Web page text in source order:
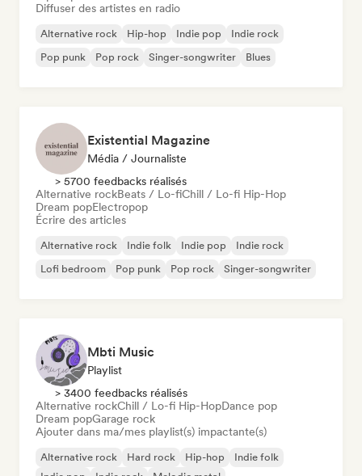
Diffuser des artistes en radio
Alternative rock Hip-hop Indie pop
Indie rock
Pop punk
Pop rock Singer-songwriter Blues
Existential Magazine
Média / Journaliste
> 5700 feedbacks réalisés
Alternative rockBeats / Lo-fiChill / Lo-fi Hip-Hop
Dream popElectropop
Écrire des articles
Alternative rock Indie folk Indie pop
Indie rock
Lofi bedroom
Pop punk Pop rock Singer-songwriter
Mbti Music
Playlist
> 3400 feedbacks réalisés
Alternative rockChill / Lo-fi Hip-HopDance pop
Dream popGarage rock
Ajouter dans ma/mes playlist(s) impactante(s)
Alternative rock Hard rock Hip-hop
Indie folk